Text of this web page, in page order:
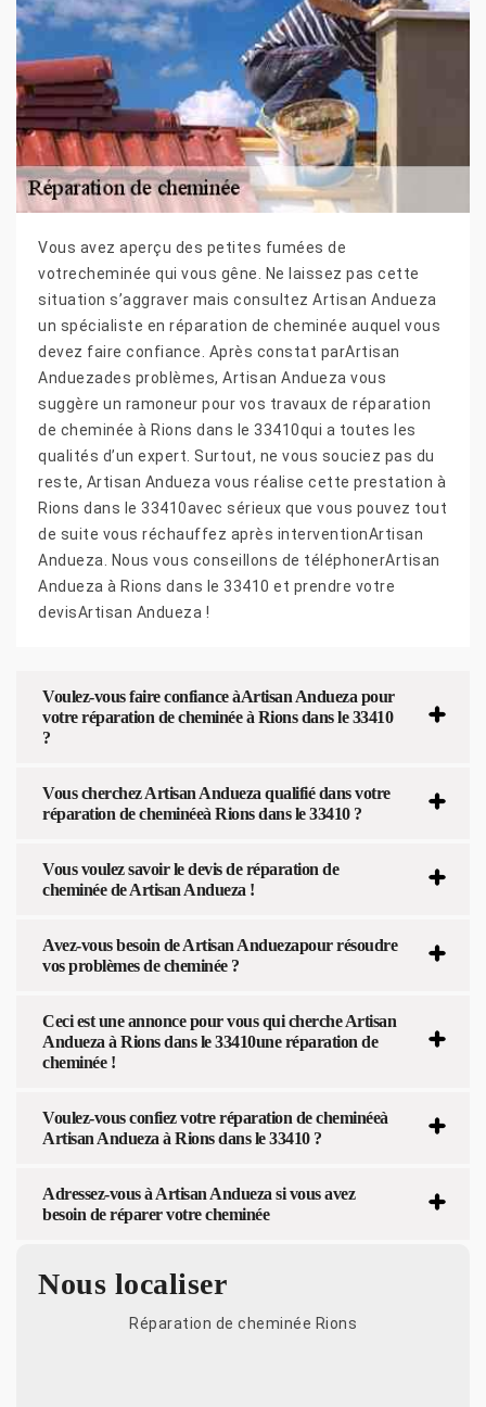
Vous avez aperçu des petites fumées de
votrecheminée qui vous gêne. Ne laissez pas cette
situation s’aggraver mais consultez Artisan Andueza
un spécialiste en réparation de cheminée auquel vous
devez faire confiance. Après constat parArtisan
Anduezades problèmes, Artisan Andueza vous
suggère un ramoneur pour vos travaux de réparation
de cheminée à Rions dans le 33410qui a toutes les
qualités d’un expert. Surtout, ne vous souciez pas du
reste, Artisan Andueza vous réalise cette prestation à
Rions dans le 33410avec sérieux que vous pouvez tout
de suite vous réchauffez après interventionArtisan
Andueza. Nous vous conseillons de téléphonerArtisan
Andueza à Rions dans le 33410 et prendre votre
devisArtisan Andueza !
Voulez-vous faire confiance àArtisan Andueza pour
votre réparation de cheminée à Rions dans le 33410
?
Vous cherchez Artisan Andueza qualifié dans votre
réparation de cheminéeà Rions dans le 33410 ?
Vous voulez savoir le devis de réparation de
cheminée de Artisan Andueza !
Avez-vous besoin de Artisan Anduezapour résoudre
vos problèmes de cheminée ?
Ceci est une annonce pour vous qui cherche Artisan
Andueza à Rions dans le 33410une réparation de
cheminée !
Voulez-vous confiez votre réparation de cheminéeà
Artisan Andueza à Rions dans le 33410 ?
Adressez-vous à Artisan Andueza si vous avez
besoin de réparer votre cheminée
Nous localiser
Réparation de cheminée Rions